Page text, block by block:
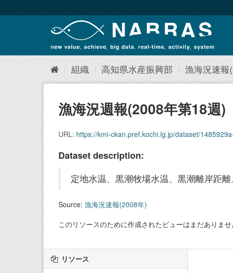
キ
て
組織 高知県水産振興部 漁海況速報
漁海況週報(2008年第18週)
URL: https://kmi-ckan.pref.kochi.lg.jp/dataset/1485929a-
Dataset description:
定地水温、黒潮牧場水温、黒潮離岸距
Source: 漁海況速報(2008年)
このリソースのために作成されたビューはまだありませ
リソース